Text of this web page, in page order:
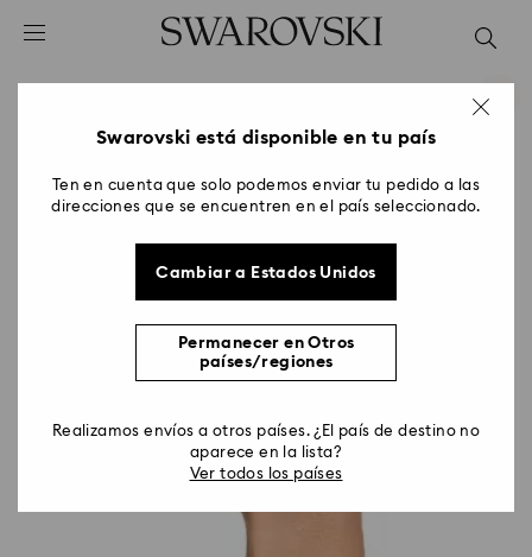
Accesskeys list
2 - FooterSwarovski está disponible en tu país
Ten en cuenta que solo podemos enviar tu pedido a las
direcciones que se encuentren en el país seleccionado.
Cambiar a Estados Unidos
Permanecer en Otros
países/regiones
Realizamos envíos a otros países. ¿El país de destino no
aparece en la lista?
Ver todos los países